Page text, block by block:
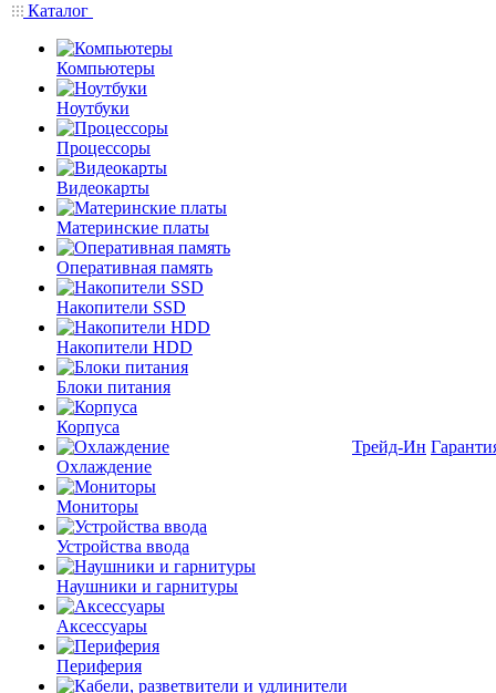
Каталог
Компьютеры
Ноутбуки
Процессоры
Видеокарты
Материнские платы
Оперативная память
Накопители SSD
Накопители HDD
Блоки питания
Корпуса
Охлаждение
Мониторы
Устройства ввода
Наушники и гарнитуры
Аксессуары
Периферия
Трейд-Ин